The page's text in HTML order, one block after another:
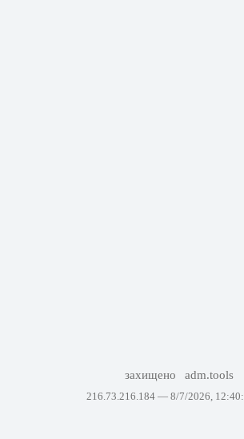
захищено adm.tools
216.73.216.184 — 8/7/2026,